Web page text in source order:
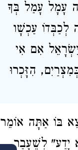
עָמָל עָמַל בְּךָ
לְכַבְּדוֹ עַכְשָׁו
אִם אִי
הִזָּכְרוּ
בּוֹ אַתָּה אוֹמֵר
יָדַע" לְשֶׁעָבַר